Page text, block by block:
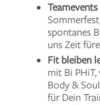
spontanes
uns Zeit
Fit bleiben
mit Bi
Body &
für Dein